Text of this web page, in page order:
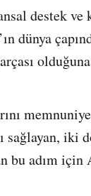
destek ve
dünya
sağlayan,
bu adım için